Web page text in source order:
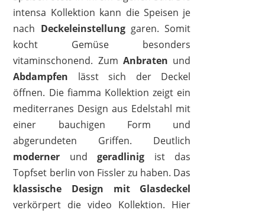
intensa Kollektion kann die Speisen je
nach Deckeleinstellunggaren. Somit
kocht Gemüse besonders
vitaminschonend. ZumAnbraten und
Abdampfen lässt sich der Deckel
öffnen. Die fiamma Kollektion zeigt ein
mediterranes Design aus Edelstahl mit
einer bauchigen Form und
abgerundeten Griffen. Deutlich
moderner undgeradlinig ist das
Topfset berlin von Fissler zu haben. Das
klassische
Design
mit Glasdeckel
verkörpert die video Kollektion. Hier